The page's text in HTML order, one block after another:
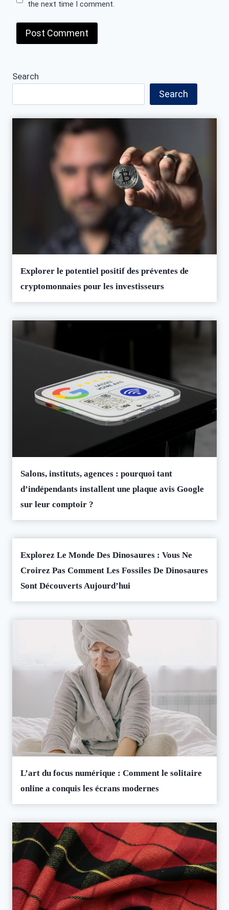
the next time I comment.
Search
Search
Explorer le potentiel positif des préventes de
cryptomonnaies pour les investisseurs
Salons, instituts, agences : pourquoi tant
d’indépendants installent une plaque avis Google
sur leur comptoir ?
Explorez Le Monde Des Dinosaures : Vous Ne
Croirez Pas Comment Les Fossiles De Dinosaures
Sont Découverts Aujourd’hui
L’art du focus numérique : Comment le solitaire
online a conquis les écrans modernes